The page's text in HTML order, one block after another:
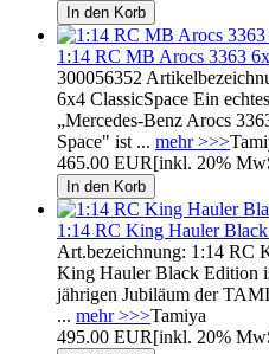
1:14 RC MB Arocs 3363
300056352
6x4 ClassicSpace Ein
„Mercedes-Benz Arocs
Space" ist ... mehr >>>
465.00 EUR[inkl. 20%
1:14 RC King Hauler
Art.bezeichnung: 1:14 RC
King Hauler Black Edition
jährigen Jubiläum der
... mehr >>>Tamiya
495.00 EUR[inkl. 20%